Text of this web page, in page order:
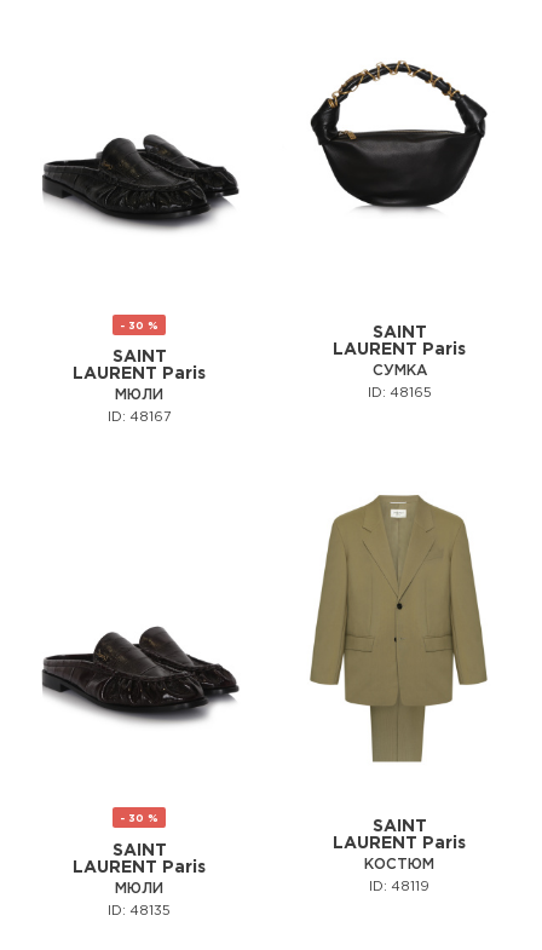
- 30 %
SAINT
LAURENT Paris
МЮЛИ
ID: 48167
SAINT
LAURENT Paris
СУМКА
ID: 48165
- 30 %
SAINT
LAURENT Paris
МЮЛИ
ID: 48135
SAINT
LAURENT Paris
КОСТЮМ
ID: 48119